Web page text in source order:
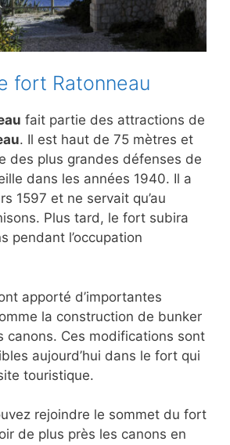
fort Ratonneau
fait partie des attractions de
. Il est haut de 75 mètres et
des plus grandes défenses de
dans les années 1940. Il a
1597 et ne servait qu’au
Plus tard, le fort subira
pendant l’occupation
apporté d’importantes
la construction de bunker
canons. Ces modifications sont
aujourd’hui dans le fort qui
touristique.
rejoindre le sommet du fort
de plus près les canons en